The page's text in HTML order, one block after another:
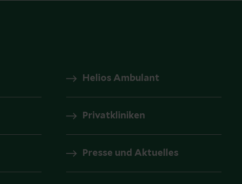
Helios Ambulant
Privatkliniken
Presse und Aktuelles